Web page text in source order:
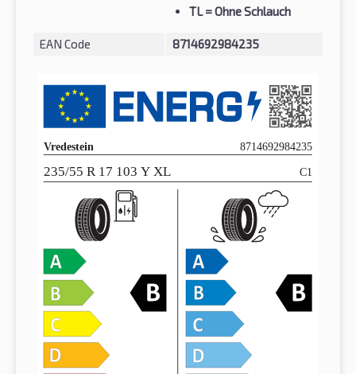
TL= Ohne Schlauch
EAN Code 8714692984235